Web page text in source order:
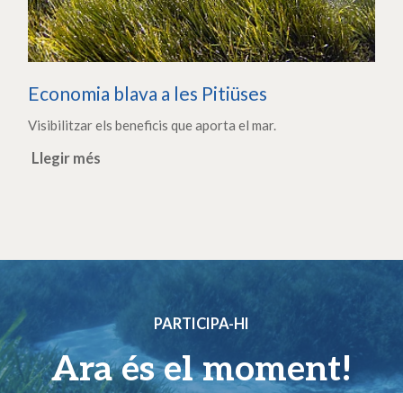
Economia blava a les Pitiüses
Visibilitzar els beneficis que aporta el mar.
Llegir més
PARTICIPA-HI
Ara és el moment!